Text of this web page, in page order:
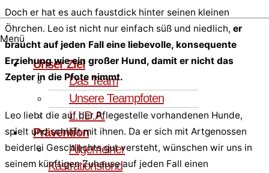
Menü
Unser Ziel
Das Team
Unsere Teampfoten
L.I.D.A.
Prävention
Allgemeiner
Kastrationsfond
Doch er hat es auch faustdick hinter seinen kleinen
Öhrchen. Leo ist nicht nur einfach süß und niedlich, er
braucht auf jeden Fall eine liebevolle, konsequente
Erziehung wie ein großer Hund, damit er nicht das
Zepter in die Pfote nimmt.
Leo liebt die auf der Pflegestelle vorhandenen Hunde,
spielt und schläft mit ihnen. Da er sich mit Artgenossen
beiderlei Geschlechts gut versteht, wünschen wir uns in
seinem künftigen Zuhause auf jeden Fall einen